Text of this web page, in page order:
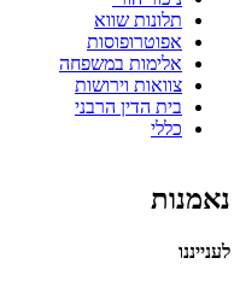
תלונות שווא
אפוטרופוסות
אלימות במשפחה
צוואות וירושות
בית הדין הרבני
כללי
נאמנות
לענייננו